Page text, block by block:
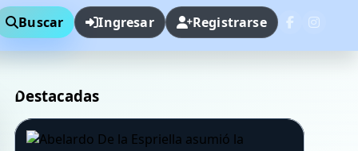
Buscar Ingresar Registrarse
Destacadas